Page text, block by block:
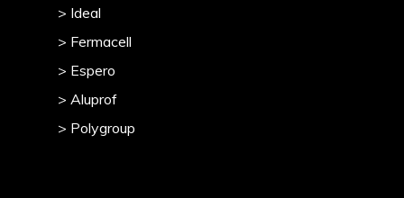
> Ideal
> Fermacell
> Espero
> Aluprof
> Polygroup